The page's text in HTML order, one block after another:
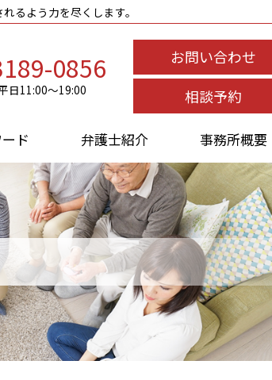
るよう力を尽くします。
0856
日11:00～19:00
お問い合わせ
相談予約
ド 弁護士紹介 事務所概要